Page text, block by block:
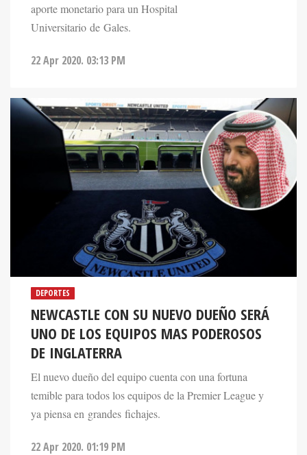
aporte monetario para un Hospital
Universitario de Gales.
22 Apr 2020. 03:13 PM
DEPORTES
NEWCASTLE CON SU NUEVO DUEÑO SERÁ
UNO DE LOS EQUIPOS MAS PODEROSOS
DE INGLATERRA
El nuevo dueño del equipo cuenta con una fortuna
temible para todos los equipos de la Premier League y
ya piensa en grandes fichajes.
22 Apr 2020. 01:19 PM